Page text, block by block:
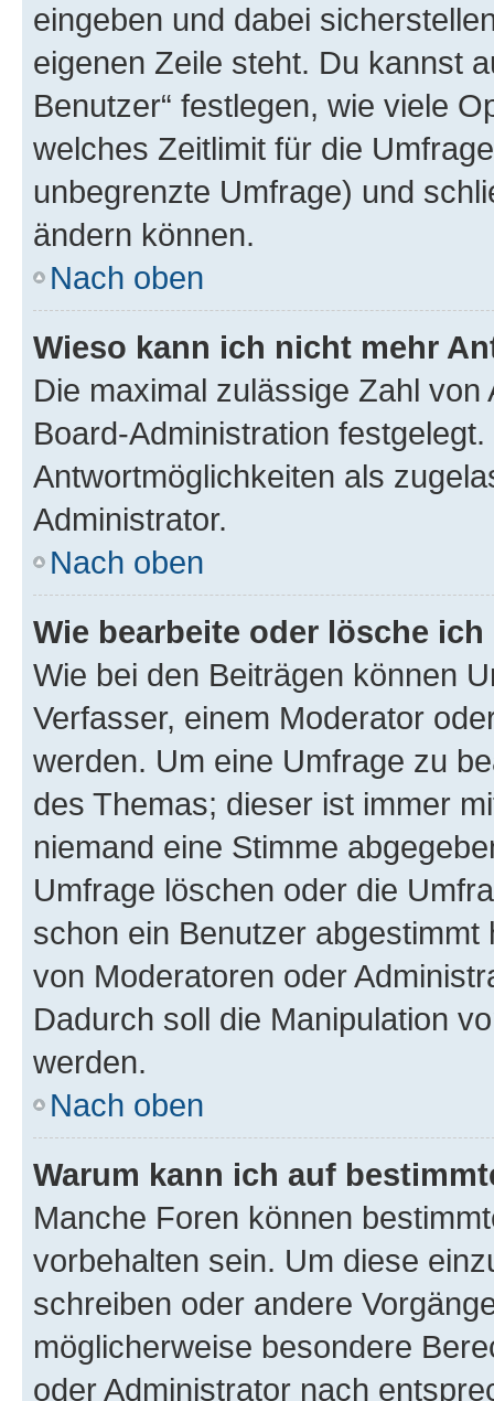
eingeben und dabei
eigenen Zeile steht. Du kannst
Benutzer“ festlegen, wie viele
welches Zeitlimit für die
unbegrenzte Umfrage) und
ändern können.
Nach oben
Wieso kann ich nicht mehr
Die maximal zulässige Zahl
Board-Administration
Antwortmöglichkeiten als
Administrator.
Nach oben
Wie bearbeite oder lösche
Wie bei den Beiträgen können
Verfasser, einem Moderator
werden. Um eine Umfrage zu
des Themas; dieser ist immer
niemand eine Stimme
Umfrage löschen oder die
schon ein Benutzer
von Moderatoren oder
Dadurch soll die Manipulation
werden.
Nach oben
Warum kann ich auf
Manche Foren können
vorbehalten sein. Um diese
schreiben oder andere
möglicherweise besondere
oder Administrator nach